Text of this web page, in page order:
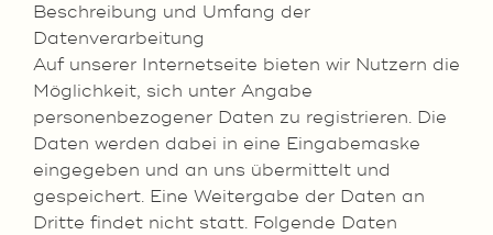
Beschreibung und Umfang der
Datenverarbeitung
Auf unserer Internetseite bieten wir Nutzern die
Möglichkeit, sich unter Angabe
personenbezogener Daten zu registrieren. Die
Daten werden dabei in eine Eingabemaske
eingegeben und an uns übermittelt und
gespeichert. Eine Weitergabe der Daten an
Dritte findet nicht statt. Folgende Daten